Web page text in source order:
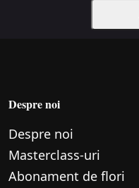
Despre noi
Despre noi
Маsterclass-uri
Abonament de flori